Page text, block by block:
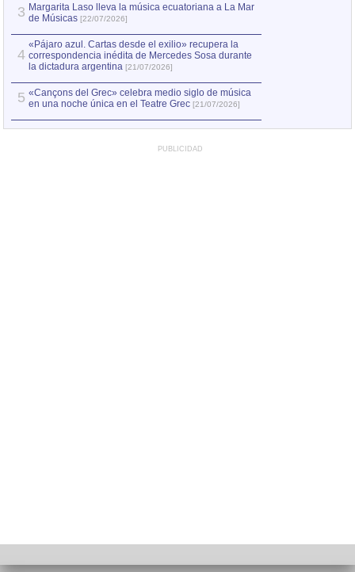
3 Margarita Laso lleva la música ecuatoriana a La Mar
de Músicas [22/07/2026]
4
«Pájaro azul. Cartas desde el exilio» recupera la
correspondencia inédita de Mercedes Sosa durante
la dictadura argentina [21/07/2026]
5 «Cançons del Grec» celebra medio siglo de música
en una noche única en el Teatre Grec [21/07/2026]
PUBLICIDAD